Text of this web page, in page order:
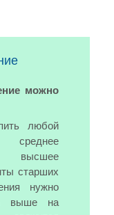
можно
любой
высшее
старших
нужно
выше на